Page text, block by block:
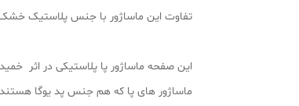
تفاوت این ماساژور با جنس پلاستیک خشک
این صفحه ماساژور پا پلاستیکی در اثر
ماساژور های پا که هم جنس پد یوگا